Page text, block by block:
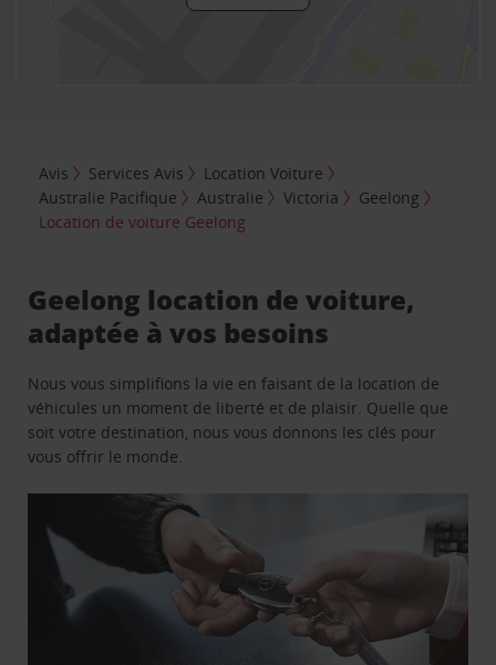
Avis Services Avis
Location Voiture
Australie Pacifique
Australie Victoria
Geelong
Location de voiture Geelong
Geelong location de voiture,
adaptée à vos besoins
Nous vous simplifions la vie en faisant de la location de
véhicules un moment de liberté et de plaisir. Quelle que
soit votre destination, nous vous donnons les clés pour
vous offrir le monde.